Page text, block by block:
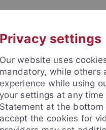
STUDIUM
Privacy settings
Our website uses
mandatory, while others
experience while using
your settings at any
Statement at the bottom
accept the cookies for